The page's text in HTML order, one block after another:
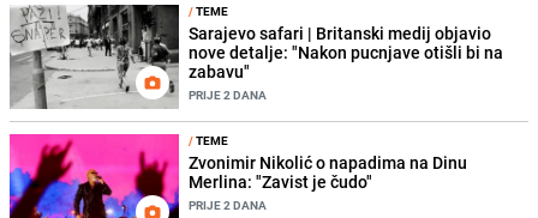
/TEME
Sarajevo safari | Britanski medij objavio
nove detalje: "Nakon pucnjave otišli bi na
zabavu"
PRIJE 2 DANA
/TEME
Zvonimir Nikolić o napadima na Dinu
Merlina: "Zavist je čudo"
PRIJE 2 DANA